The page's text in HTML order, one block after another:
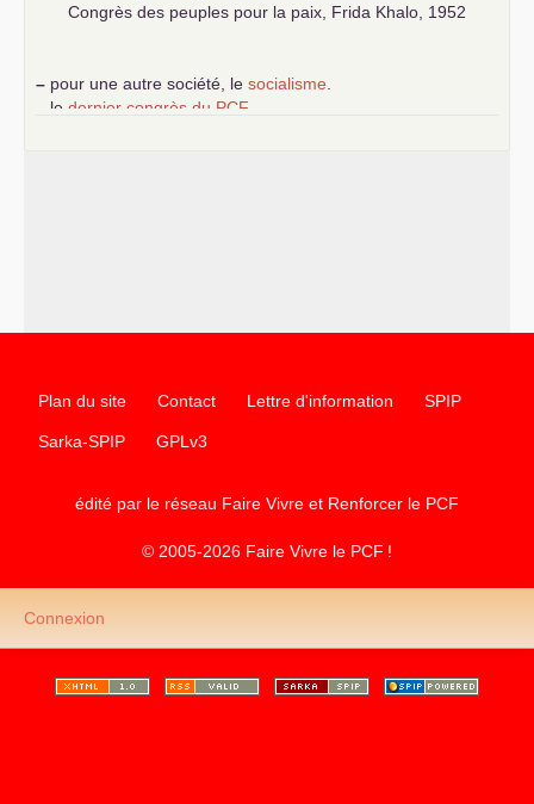
Congrès des peuples pour la paix, Frida Khalo, 1952
– pour une autre société, le socialisme
le dernier congrès du PCF
Plan du site Contact Lettre d'information SPIP
Sarka-SPIP GPLv3
édité par le réseau Faire Vivre et Renforcer le PCF
© 2005-2026 Faire Vivre le PCF !
Connexion